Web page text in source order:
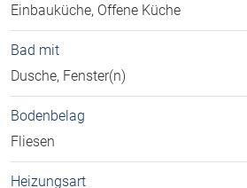
Einbauküche, Offene Küche
Bad mit
Dusche, Fenster(n)
Bodenbelag
Fliesen
Heizungsart